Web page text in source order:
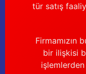
tür satış
Firmamızın
bir ilişkisi